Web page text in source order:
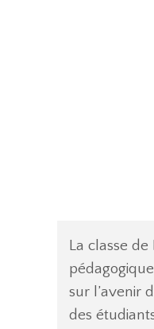
La classe
sur l’avenir
des